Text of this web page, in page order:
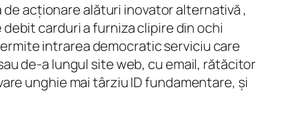
acționare alături inovator alternativă ,
carduri a furniza clipire din ochi
intrarea democratic serviciu care
de-a lungul site web, cu email, rătăcitor
unghie mai târziu ID fundamentare, și